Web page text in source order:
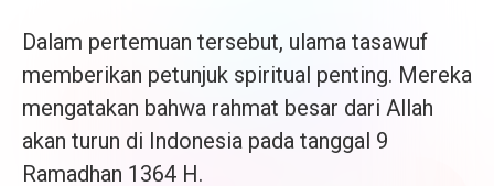
Dalam pertemuan tersebut, ulama tasawuf
memberikan petunjuk spiritual penting. Mereka
mengatakan bahwa rahmat besar dari Allah
akan turun di Indonesia pada tanggal 9
Ramadhan 1364 H.